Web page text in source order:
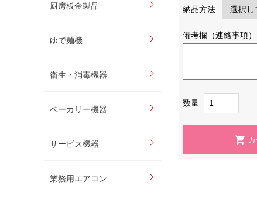
厨房板金製品
ゆで麺機
衛生・消毒機器
ベーカリー機器
サービス機器
業務用エアコン
納品方法
備考欄（連絡事項）
数量